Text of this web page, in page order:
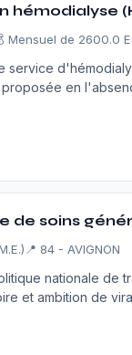
hémodialyse
Mensuel de 2600.0
service
en
de soins
📍 84 - AVIGNON
nationale de
et ambition de